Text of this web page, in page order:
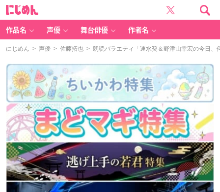
作品名 声優 舞台俳優 作者名
にじめん > 声優 > 佐藤拓也 > 朗読バラエティ「速水奨＆野津山幸宏の今日、